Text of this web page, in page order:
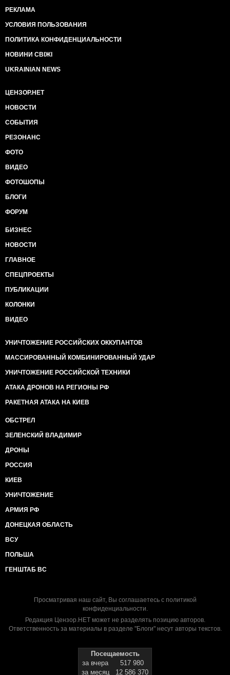
РЕКЛАМА
УСЛОВИЯ ПОЛЬЗОВАНИЯ
ПОЛИТИКА КОНФИДЕНЦИАЛЬНОСТИ
НОВИНИ СВІЖІ
UKRAINIAN NEWS
ЦЕНЗОР.НЕТ
НОВОСТИ
СОБЫТИЯ
РЕЗОНАНС
ФОТО
ВИДЕО
ФОТОШОПЫ
БЛОГИ
ФОРУМ
БИЗНЕС
НОВОСТИ
ГЛАВНОЕ
СПЕЦПРОЕКТЫ
ПУБЛИКАЦИИ
КОЛОНКИ
ВИДЕО
УНИЧТОЖЕНИЕ РОССИЙСКИХ ОККУПАНТОВ
МАССИРОВАННЫЙ КОМБИНИРОВАННЫЙ УДАР
УНИЧТОЖЕНИЕ РОССИЙСКОЙ ТЕХНИКИ
АТАКА ДРОНОВ НА РЕГИОНЫ РФ
РАКЕТНАЯ АТАКА НА КИЕВ
ОБСТРЕЛ
ЗЕЛЕНСКИЙ ВЛАДИМИР
ДРОНЫ
РОССИЯ
КИЕВ
УНИЧТОЖЕНИЕ
АРМИЯ РФ
ДОНЕЦКАЯ ОБЛАСТЬ
ВСУ
ПОЛЬША
ГЕНШТАБ ВС
Просматривая наш сайт, Вы соглашаетесь с политикой
конфиденциальности.
Редакция Цензор.НЕТ может не разделять позицию авторов.
Ответственность за материалы в разделе "Блоги" несут авторы текстов.
Посещаемость
за вчера
517 980
за месяц
12 586 370